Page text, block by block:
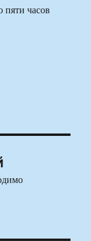
пяти часов